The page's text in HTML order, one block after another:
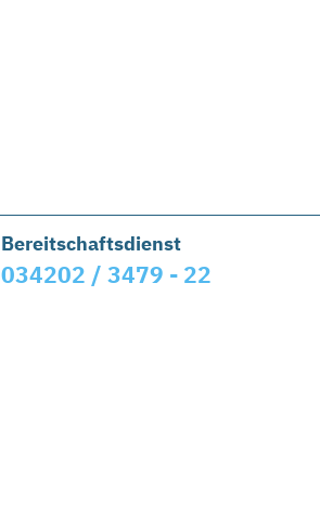
Bereitschaftsdienst
034202 / 3479 - 22